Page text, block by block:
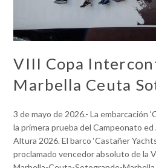
VIII Copa
Marbella Ceuta
3 de mayo de 2026.- La embarcación
la primera prueba del Campeonato
Altura 2026. El barco ‘Castañer
proclamado vencedor absoluto de